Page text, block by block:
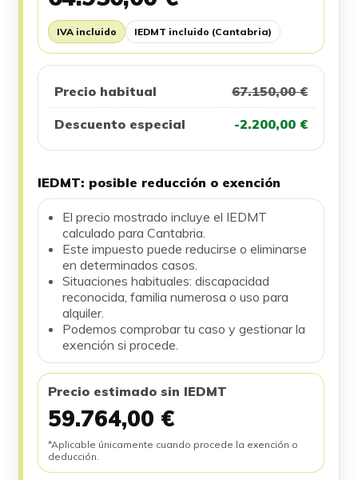
IVA incluido IEDMT incluido (Cantabria)
Precio habitual 67.150,00 €
Descuento especial -2.200,00 €
IEDMT: posible reducción o exención
El precio mostrado incluye el IEDMT
calculado para Cantabria.
Este impuesto puede reducirse o eliminarse
en determinados casos.
Situaciones habituales: discapacidad
reconocida, familia numerosa o uso para
alquiler.
Podemos comprobar tu caso y gestionar la
exención si procede.
Precio estimado sin IEDMT
59.764,00 €
*Aplicable únicamente cuando procede la exención o
deducción.